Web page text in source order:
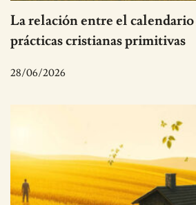
La relación entre el
prácticas cristianas primitivas
28/06/2026